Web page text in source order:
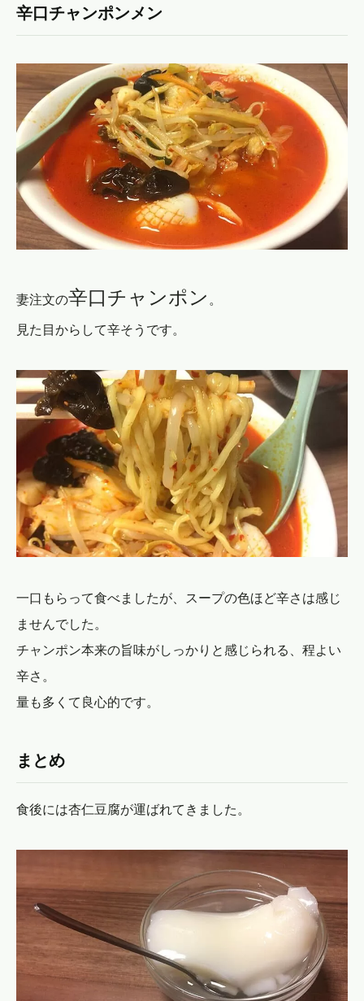
辛口チャンポンメン
妻注文の辛口チャンポン。
見た目からして辛そうです。
一口もらって食べましたが、スープの色ほど辛さは感じ
ませんでした。
チャンポン本来の旨味がしっかりと感じられる、程よい
辛さ。
量も多くて良心的です。
まとめ
食後には杏仁豆腐が運ばれてきました。